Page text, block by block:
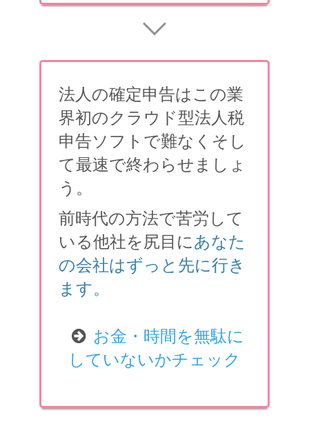
法人の確定申告はこの業
界初のクラウド型法人税
申告ソフトで難なくそし
て最速で終わらせましょ
う。
前時代の方法で苦労して
いる他社を尻目にあなた
の会社はずっと先に行き
ます。
お金・時間を無駄に
していないかチェック